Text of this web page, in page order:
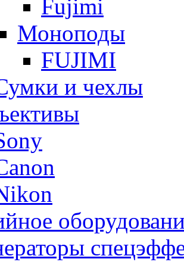
Fujimi
Моноподы
FUJIMI
и чехлы